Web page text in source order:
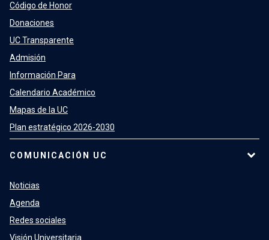
Código de Honor
Donaciones
UC Transparente
Admisión
Información Para
Calendario Académico
Mapas de la UC
Plan estratégico 2026-2030
COMUNICACIÓN UC
Noticias
Agenda
Redes sociales
Visión Universitaria